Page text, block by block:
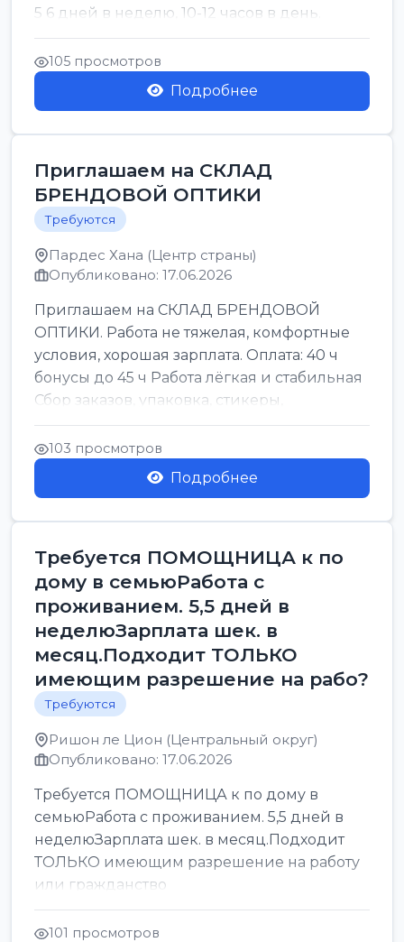
5 6 дней в неделю, 10-12 часов в день.
Колле ОП...
105 просмотров
Подробнее
Приглашаем на СКЛАД
БРЕНДОВОЙ ОПТИКИ
Требуются
Пардес Хана (Центр страны)
Опубликовано: 17.06.2026
Приглашаем на СКЛАД БРЕНДОВОЙ
ОПТИКИ. Работа не тяжелая, комфортные
условия, хорошая зарплата. Оплата: 40 ч
бонусы до 45 ч Работа лёгкая и стабильная
Сбор заказов, упаковка, стикеры,
сортировка Воскре...
103 просмотров
Подробнее
Требуется ПОМОЩНИЦА к по
дому в семьюРабота с
проживанием. 5,5 дней в
неделюЗарплата шек. в
месяц.Подходит ТОЛЬКО
имеющим разрешение на рабо?
Требуются
Ришон ле Цион (Центральный округ)
Опубликовано: 17.06.2026
Требуется ПОМОЩНИЦА к по дому в
семьюРабота с проживанием. 5,5 дней в
неделюЗарплата шек. в месяц.Подходит
ТОЛЬКО имеющим разрешение на работу
или гражданство
101 просмотров